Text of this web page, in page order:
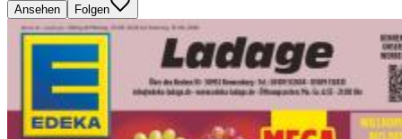
Ansehen Folgen